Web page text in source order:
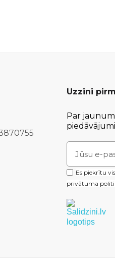
Uzzini
Par
Es piekrītu
privātuma